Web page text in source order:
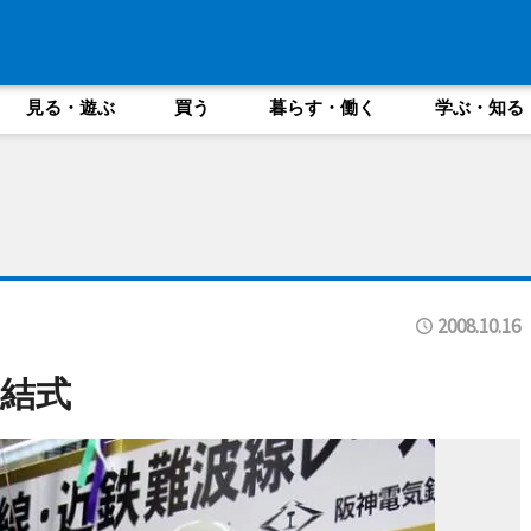
見る・遊ぶ 買う 暮らす・働く 学ぶ・知る
2008.10.16
式